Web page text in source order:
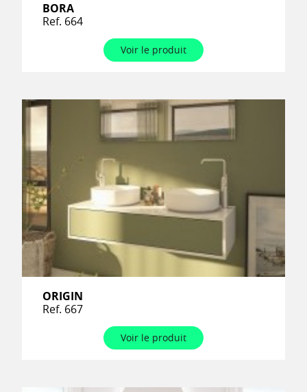
BORA
Ref. 664
Voir le produit
ORIGIN
Ref. 667
Voir le produit